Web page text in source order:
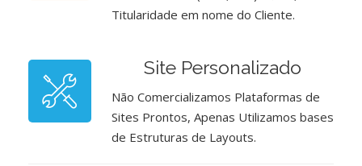
Titularidade em nome do Cliente.
Site Personalizado
Não Comercializamos Plataformas de
Sites Prontos, Apenas Utilizamos bases
de Estruturas de Layouts.